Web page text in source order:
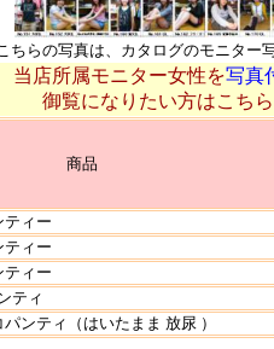
ちらの写真は、カタログのモニター
当店所属モニター女性を写真
御覧になりたい方はこち
商品
ティー
ティー
ティー
ティ
ンティ（はいたまま 放尿 ）